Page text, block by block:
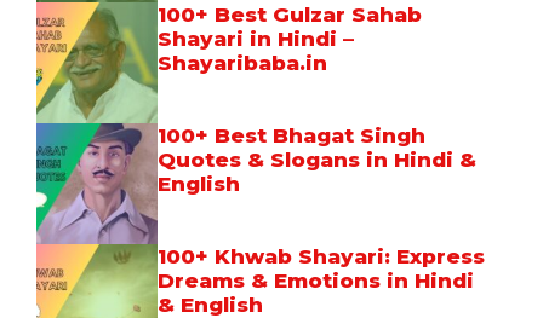
100+ Best Gulzar Sahab
Shayari in Hindi –
Shayaribaba.in
100+ Best Bhagat Singh
Quotes & Slogans in Hindi &
English
100+ Khwab Shayari: Express
Dreams & Emotions in Hindi
& English